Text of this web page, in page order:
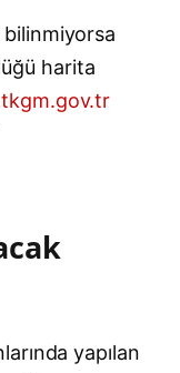
bilinmiyorsa
harita
yapılan